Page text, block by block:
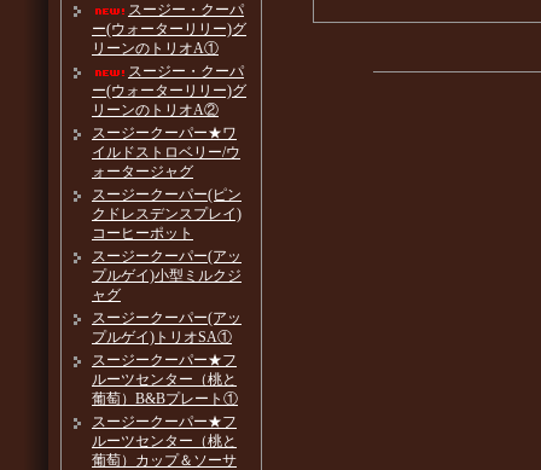
スージー・クーパ
ー(ウォーターリリー)グ
リーンのトリオA①
スージー・クーパ
ー(ウォーターリリー)グ
リーンのトリオA②
スージークーパー★ワ
イルドストロベリー/ウ
ォータージャグ
スージークーパー(ピン
クドレスデンスプレイ)
コーヒーポット
スージークーパー(アッ
プルゲイ)小型ミルクジ
ャグ
スージークーパー(アッ
プルゲイ)トリオSA①
スージークーパー★フ
ルーツセンター（桃と
葡萄）B&Bプレート①
スージークーパー★フ
ルーツセンター（桃と
葡萄）カップ＆ソーサ